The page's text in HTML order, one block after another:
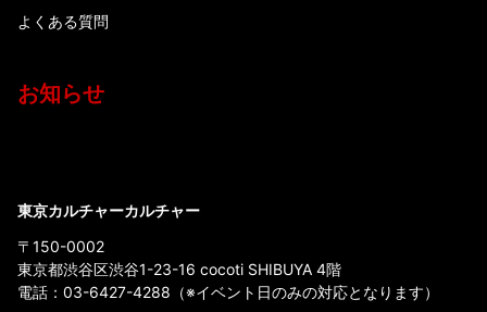
よくある質問
お知らせ
東京カルチャーカルチャー
〒150-0002
東京都渋谷区渋谷1-23-16 cocoti SHIBUYA 4階
電話： 03-6427-4288 （※イベント日のみの対応となります）